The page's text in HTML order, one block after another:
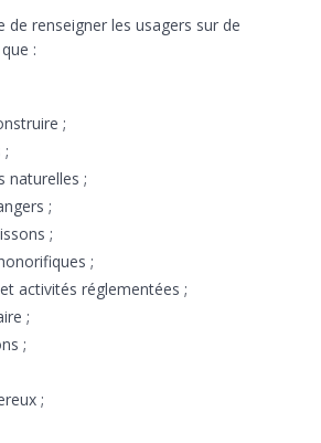
de renseigner les usagers sur de
:
;
;
naturelles ;
;
;
;
activités réglementées ;
;
;
;